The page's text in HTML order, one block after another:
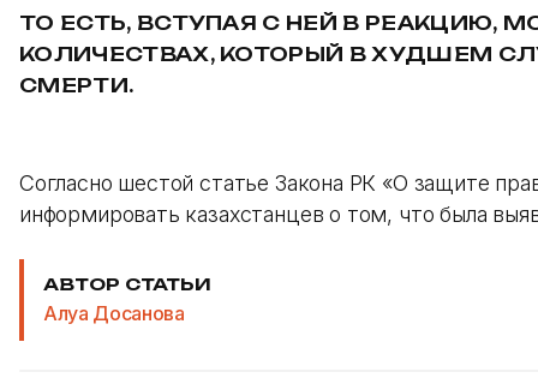
ТО ЕСТЬ, ВСТУПАЯ С НЕЙ В РЕАКЦИЮ,
КОЛИЧЕСТВАХ, КОТОРЫЙ В ХУДШЕМ
СМЕРТИ.
Согласно шестой статье Закона РК «О защите
информировать казахстанцев о том, что была
АВТОР СТАТЬИ
Алуа Досанова